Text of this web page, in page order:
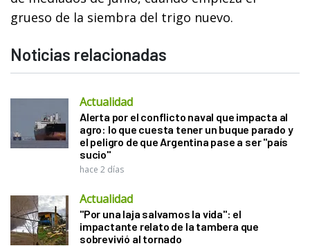
grueso de la siembra del trigo nuevo.
Noticias relacionadas
Actualidad
Alerta por el conflicto naval que impacta al
agro: lo que cuesta tener un buque parado y
el peligro de que Argentina pase a ser "país
sucio"
hace 2 días
Actualidad
"Por una laja salvamos la vida": el
impactante relato de la tambera que
sobrevivió al tornado